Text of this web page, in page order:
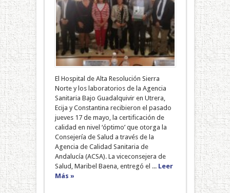
El Hospital de Alta Resolución Sierra
Norte y los laboratorios de la Agencia
Sanitaria Bajo Guadalquivir en Utrera,
Ecija y Constantina recibieron el pasado
jueves 17 de mayo, la certificación de
calidad en nivel ‘óptimo’ que otorga la
Consejería de Salud a través de la
Agencia de Calidad Sanitaria de
Andalucía (ACSA). La viceconsejera de
Salud, Maribel Baena, entregó el ... Leer
Más »